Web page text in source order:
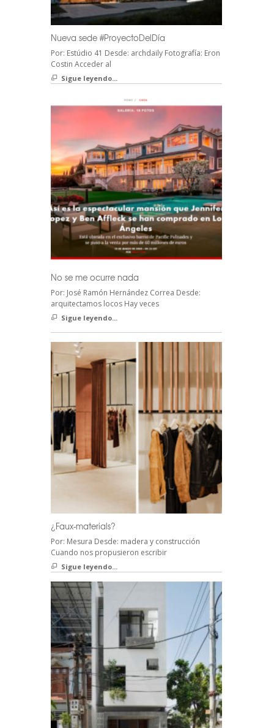
Nueva sede #ProyectoDelDía
Por: Estúdio 41 Desde: archdaily Fotografía: Eron
Costin Acceder al
Sigue leyendo...
No se me ocurre nada
Por: José Ramón Hernández Correa Desde:
arquitectamos locos Hay veces
Sigue leyendo...
¿Faux-materials?
Por: Mesura Desde: madera y construcción
Cuando nos propusieron escribir
Sigue leyendo...